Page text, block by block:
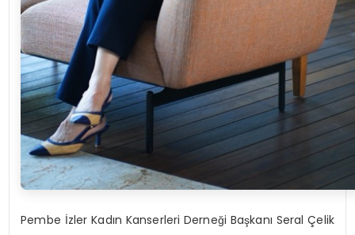
Pembe İzler Kadın Kanserleri Derneği Başkanı Seral Çelik